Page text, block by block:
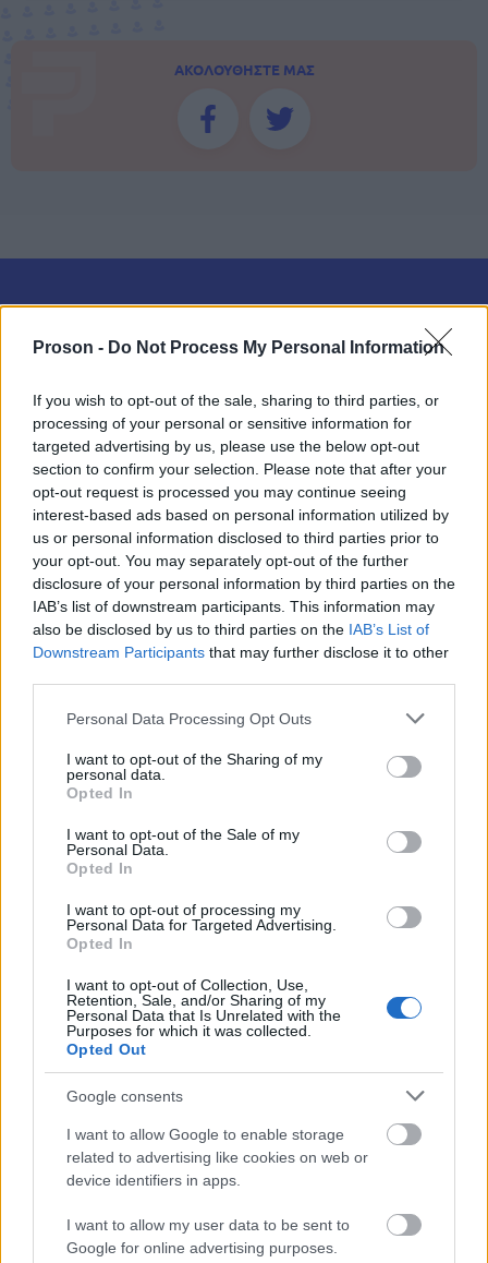
Proson - Do Not Process My Personal Information
If you wish to opt-out of the sale, sharing to third parties, or
processing of your personal or sensitive information for
targeted advertising by us, please use the below opt-out
section to confirm your selection. Please note that after your
opt-out request is processed you may continue seeing
interest-based ads based on personal information utilized by
us or personal information disclosed to third parties prior to
your opt-out. You may separately opt-out of the further
disclosure of your personal information by third parties on the
IAB’s list of downstream participants. This information may
also be disclosed by us to third parties on the IAB’s List of
Downstream Participants that may further disclose it to other
Please note that this website/app uses one or more Google
not limited to your visit or usage behaviour. You may click to
grant or deny consent to Google and its third-party tags to
use your data for below specified purposes in below Google
consent section.
Personal Data Processing Opt Outs
I want to opt-out of the Sharing of my
personal data.
Opted In
I want to opt-out of the Sale of my
Personal Data.
Opted In
I want to opt-out of processing my
Personal Data for Targeted Advertising.
Opted In
I want to opt-out of Collection, Use,
Retention, Sale, and/or Sharing of my
Personal Data that Is Unrelated with the
Purposes for which it was collected.
Opted Out
Google consents
I want to allow Google to enable storage
related to advertising like cookies on web or
device identifiers in apps.
I want to allow my user data to be sent to
Google for online advertising purposes.
ΑΚΟΛΟΥΘΗΣΤΕ ΜΑΣ
Υπολογισμός ΦΠΑ
του εργαλείου υπολογισμού.
Περισσότερα
Δημοφιλή
Tags
Προσλήψεις Θέσεις εργασίας Αυτοδιοίκηση
Ιδιωτικός τομέας Κοινωνικό Μέρισμα
Άρθρα
05 Αυγ 2026 09:10
Τουρισμός για Όλους 2026:
Ανοίγει σήμερα η πλατφόρμα -
Ποια ΑΦΜ κάνουν αίτηση